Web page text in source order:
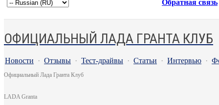
Обратная связь
ОФИЦИАЛЬНЫЙ ЛАДА ГРАНТА КЛУБ
Новости · Отзывы · Тест-драйвы · Статьи · Интервью ·
Официальный Лада Гранта Клуб
LADA Granta